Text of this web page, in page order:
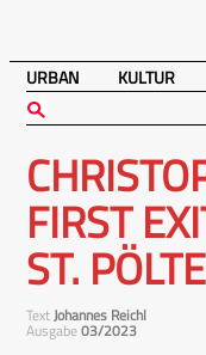
URBAN KULTUR
FIRST
ST.
TextJohannes Reichl
Ausgabe03/2023